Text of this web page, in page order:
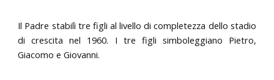
Il Padre stabilì tre figli al livello di completezza dello stadio
di crescita nel 1960. I tre figli simboleggiano Pietro,
Giacomo e Giovanni.